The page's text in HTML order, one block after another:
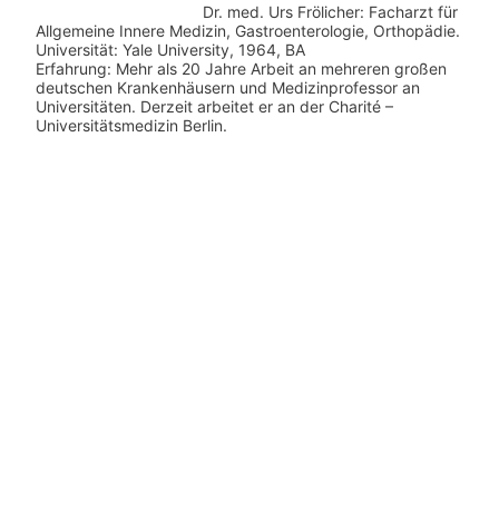
Dr. med. Urs Frölicher: Facharzt für
Allgemeine Innere Medizin, Gastroenterologie, Orthopädie.
Universität: Yale University, 1964, BA
Erfahrung: Mehr als 20 Jahre Arbeit an mehreren großen
deutschen Krankenhäusern und Medizinprofessor an
Universitäten. Derzeit arbeitet er an der Charité –
Universitätsmedizin Berlin.